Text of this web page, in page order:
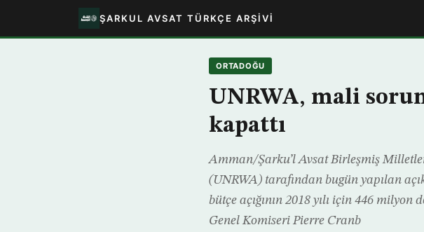
ŞARKUL AVSAT TÜRKÇE ARŞIVI
ORTADOĞU
UNRWA, mali
kapattı
Amman/Şarku’l Avsat Birleşmiş
(UNRWA) tarafından bugün yapılan
bütçe açığının 2018 yılı için 446
Genel Komiseri Pierre Cranb